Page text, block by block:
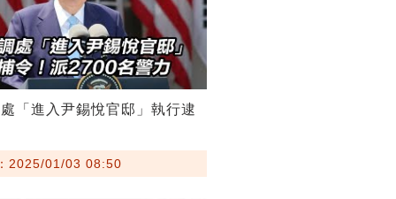
「進入尹錫悅官邸」執行逮
2025/01/03 08:50